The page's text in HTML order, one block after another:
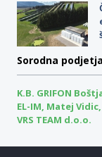
Sorodna podjetja
K.B. GRIFON
EL-IM, Matej
VRS TEAM d.o.o.